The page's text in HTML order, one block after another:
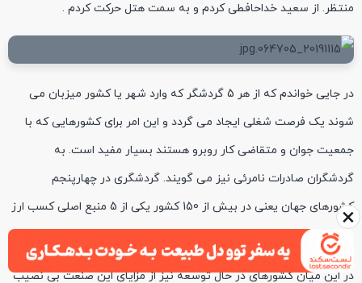
منتظر. از سعید خداحافطی کردم و به سمت هتل حرکت کردم .
در جایی خواندم که از هر 5 گردشگر که وارد شهر یا کشور میزبان می
شوند یک فرصت شغلی ایجاد می گردد و این امر برای کشورهایی که با
جمعیت جوان و متقاضی کار روبرو هستند بسیار مفید است. به
گردشگران صادرات نامرئی نیز می گویند. گردشگری در چهارپنجم
کشورهای جهان یعنی در بیش از 150 کشور یکی از 5 منبع اصلی کسب ارز
خارجی است و در بیش از 80 کشور رتبه اول را به خود اختصاص می دهد .
در این میان کشورهای در حال توسعه نیز از مزایای این صنعت بی نصیب
×